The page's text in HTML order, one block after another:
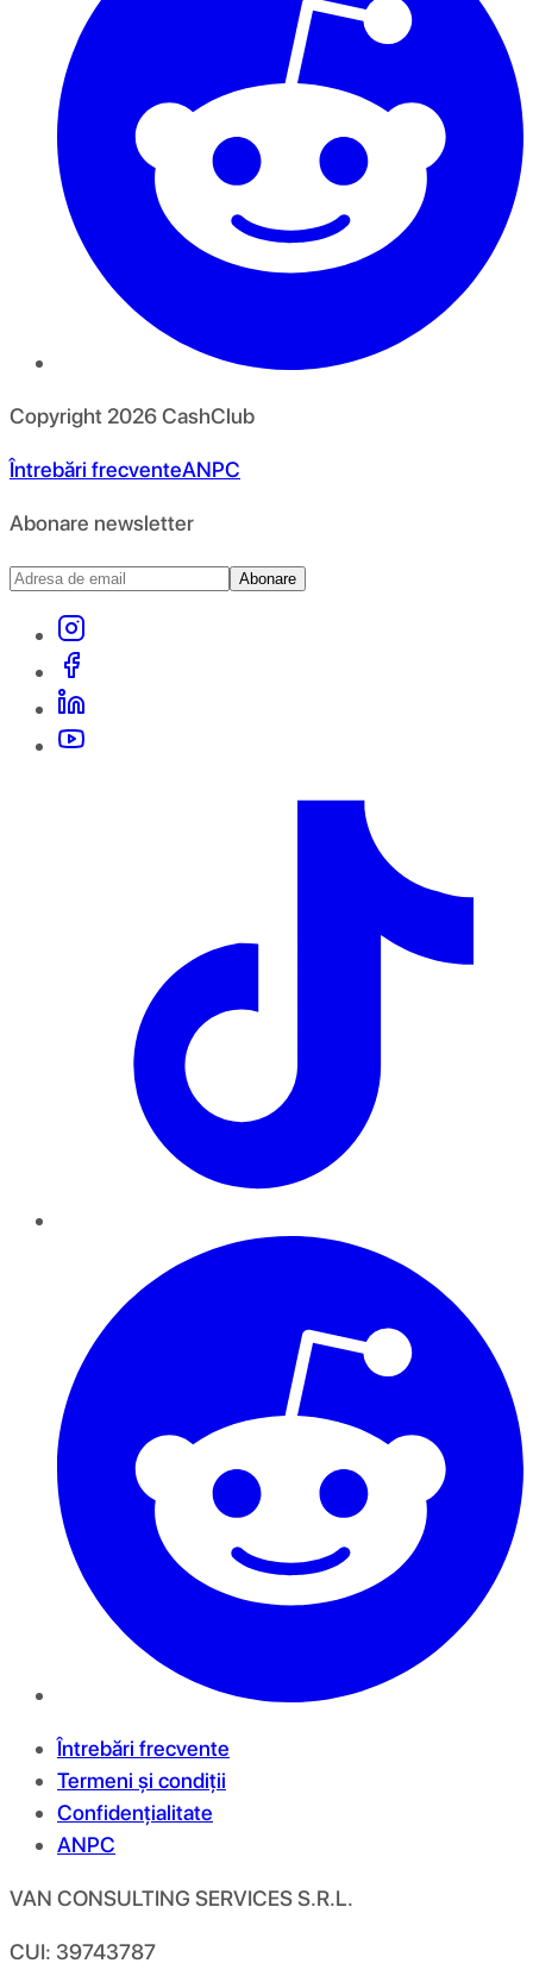
Copyright 2026CashClub
Întrebări frecventeANPC
Abonare newsletter
Abonare
Întrebări frecvente
Termeni și condiții
Confidențialitate
ANPC
VAN CONSULTING SERVICES S.R.L.
CUI: 39743787